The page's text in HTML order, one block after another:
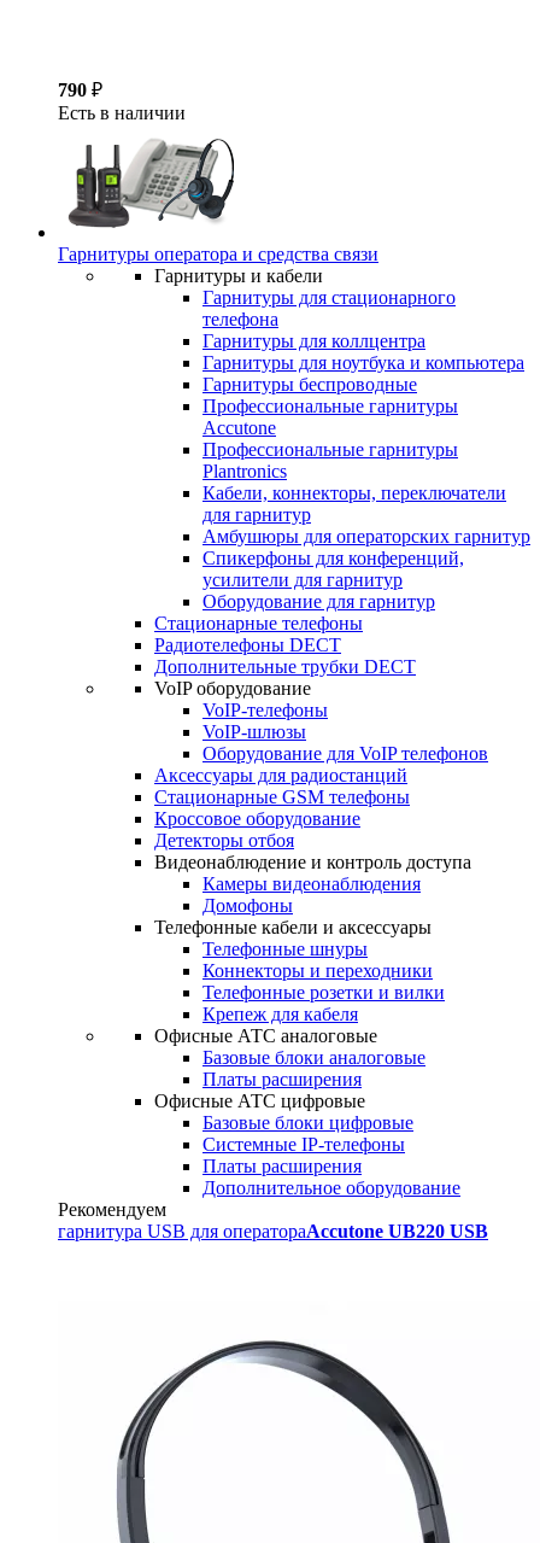
790 ₽
Есть в наличии
Гарнитуры оператора и средства связи
Гарнитуры и кабели
Гарнитуры для стационарного
телефона
Гарнитуры для коллцентра
Гарнитуры для ноутбука и компьютера
Гарнитуры беспроводные
Профессиональные гарнитуры
Accutone
Профессиональные гарнитуры
Plantronics
Кабели, коннекторы, переключатели
для гарнитур
Амбушюры для операторских гарнитур
Cпикерфоны для конференций,
усилители для гарнитур
Оборудование для гарнитур
Стационарные телефоны
Радиотелефоны DECT
Дополнительные трубки DECT
VoIP оборудование
VoIP-телефоны
VoIP-шлюзы
Оборудование для VoIP телефонов
Аксессуары для радиостанций
Стационарные GSM телефоны
Кроссовое оборудование
Детекторы отбоя
Видеонаблюдение и контроль доступа
Камеры видеонаблюдения
Домофоны
Телефонные кабели и аксессуары
Телефонные шнуры
Коннекторы и переходники
Телефонные розетки и вилки
Крепеж для кабеля
Офисные АТС аналоговые
Базовые блоки аналоговые
Платы расширения
Офисные АТС цифровые
Базовые блоки цифровые
Системные IP-телефоны
Платы расширения
Дополнительное оборудование
Рекомендуем
гарнитура USB для оператораAccutone UB220 USB